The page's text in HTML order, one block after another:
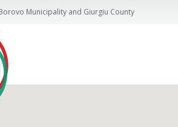
Municipality and Giurgiu County